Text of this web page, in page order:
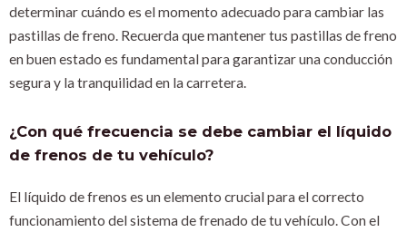
determinar cuándo es el momento adecuado para cambiar las
pastillas de freno. Recuerda que mantener tus pastillas de freno
en buen estado es fundamental para garantizar una conducción
segura y la tranquilidad en la carretera.
¿Con qué frecuencia se debe cambiar el líquido
de frenos de tu vehículo?
El líquido de frenos es un elemento crucial para el correcto
funcionamiento del sistema de frenado de tu vehículo. Con el